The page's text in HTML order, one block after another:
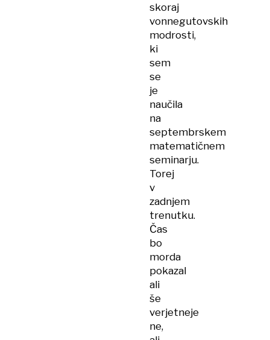
skoraj
vonnegutovskih
modrosti,
ki
sem
se
je
naučila
na
septembrskem
matematičnem
seminarju.
Torej
v
zadnjem
trenutku.
Čas
bo
morda
pokazal
ali
še
verjetneje
ne,